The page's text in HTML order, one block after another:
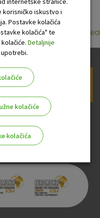
korisničko iskustvo i
Postavke kolačića
kolačića" te
Detaljnije
kolačiće
kolačića